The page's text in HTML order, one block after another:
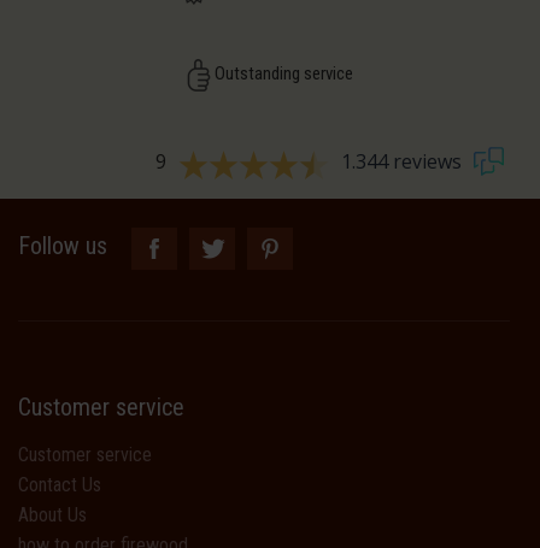
Outstanding service
9 1.344 reviews
Follow us
Customer service
Customer service
Contact Us
About Us